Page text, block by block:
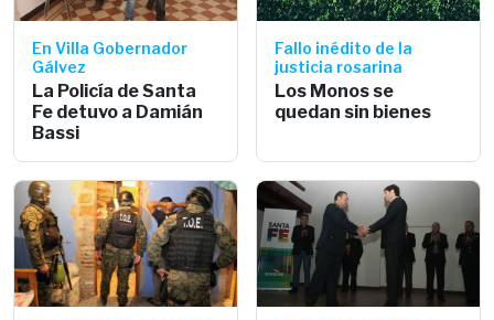
En Villa Gobernador
Gálvez
La Policía de Santa
Fe detuvo a Damián
Bassi
Fallo inédito de la
justicia rosarina
Los Monos se
quedan sin bienes